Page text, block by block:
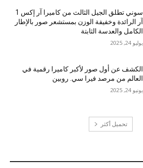
سوني تطلق الجيل الثالث من كاميرا آر إكس 1
آر الرائدة وخفيفة الوزن بمستشعر صور بالإطار
الكامل والعدسة الثابتة
يوليو 24, 2025
الكشف عن أول صور لأكبر كاميرا رقمية في
العالم من مرصد فيرا سي. روبين
يونيو 24, 2025
تحميل أكثر